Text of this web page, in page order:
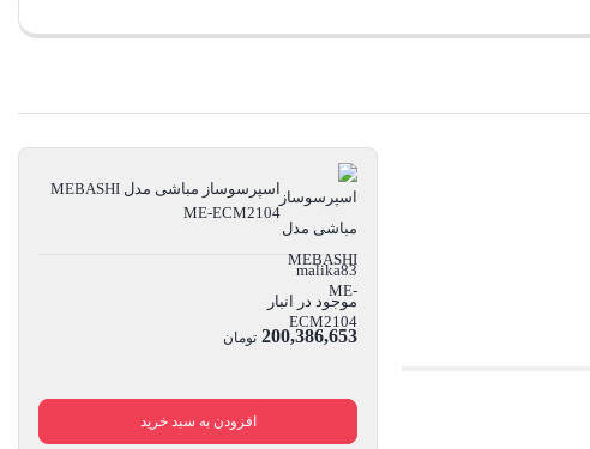
اسپرسوساز مباشی مدل MEBASHI
ME-ECM2104
malika83
موجود در انبار
200,386,653 تومان
افزودن به سبد خرید